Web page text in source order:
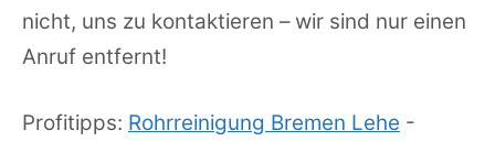
nicht, uns zu kontaktieren – wir sind nur einen
Anruf entfernt!
Profitipps: Rohrreinigung Bremen Lehe -